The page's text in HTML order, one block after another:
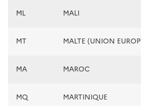
ML MALI
MT MALTE (UNION
MA MAROC
MQ MARTINIQUE